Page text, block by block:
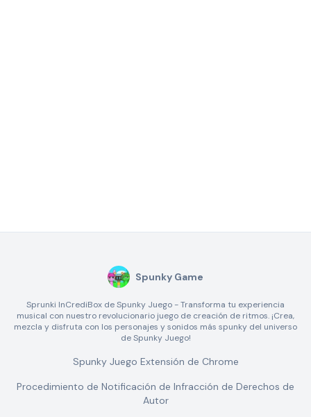
Spunky Game
Sprunki InCrediBox de Spunky Juego - Transforma tu experiencia
musical con nuestro revolucionario juego de creación de ritmos. ¡Crea,
mezcla y disfruta con los personajes y sonidos más spunky del universo
de Spunky Juego!
Spunky Juego Extensión de Chrome
Procedimiento de Notificación de Infracción de Derechos de
Autor